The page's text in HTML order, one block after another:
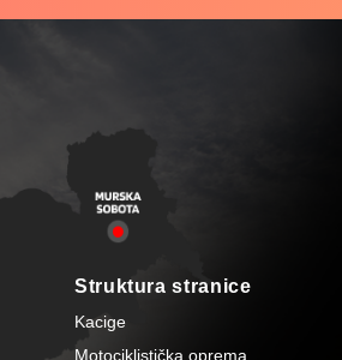
Struktura stranice
Kacige
Motociklistička oprema